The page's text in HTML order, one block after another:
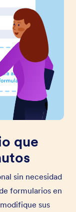
que
sin necesidad
formularios en
sus